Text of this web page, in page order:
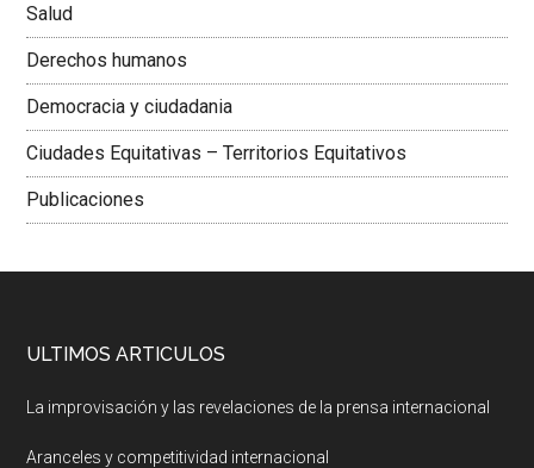
Salud
Derechos humanos
Democracia y ciudadania
Ciudades Equitativas – Territorios Equitativos
Publicaciones
ULTIMOS ARTICULOS
La improvisación y las revelaciones de la prensa internacional
Aranceles y competitividad internacional